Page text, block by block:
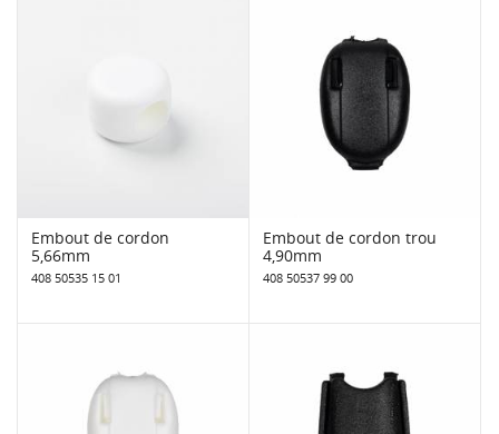
Embout de cordon
5,66mm
408 50535 15 01
Embout de cordon trou
4,90mm
408 50537 99 00